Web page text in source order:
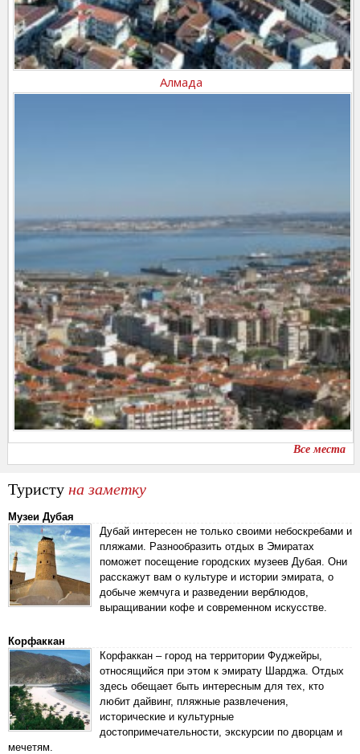
Алмада
Все места
Туристу на заметку
Музеи Дубая
Дубай интересен не только своими небоскребами и
пляжами. Разнообразить отдых в Эмиратах
поможет посещение городских музеев Дубая. Они
расскажут вам о культуре и истории эмирата, о
добыче жемчуга и разведении верблюдов,
выращивании кофе и современном искусстве.
Корфаккан
Корфаккан – город на территории Фуджейры,
относящийся при этом к эмирату Шарджа. Отдых
здесь обещает быть интересным для тех, кто
любит дайвинг, пляжные развлечения,
исторические и культурные
достопримечательности, экскурсии по дворцам и
мечетям.